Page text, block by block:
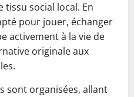
social local. En
pour jouer, échanger
activement à la vie de
originale aux
sont organisées, allant